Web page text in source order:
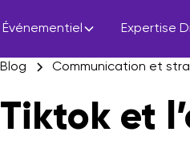
Événementiel Expertise
Blog Communication et
Tiktok et